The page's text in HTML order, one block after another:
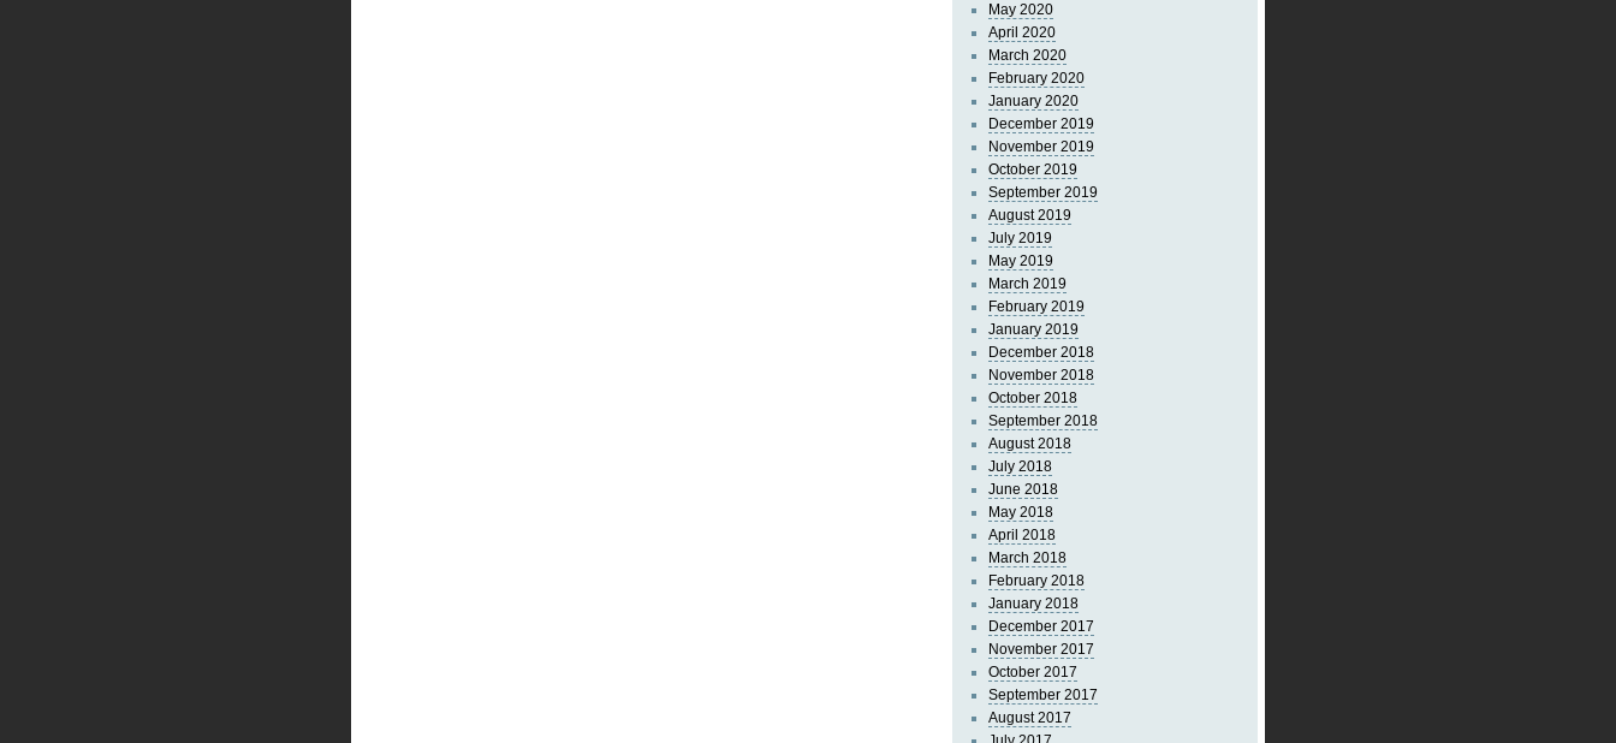
May 2020
April 2020
March 2020
February 2020
January 2020
December 2019
November 2019
October 2019
September 2019
August 2019
July 2019
May 2019
March 2019
February 2019
January 2019
December 2018
November 2018
October 2018
September 2018
August 2018
July 2018
June 2018
May 2018
April 2018
March 2018
February 2018
January 2018
December 2017
November 2017
October 2017
September 2017
August 2017